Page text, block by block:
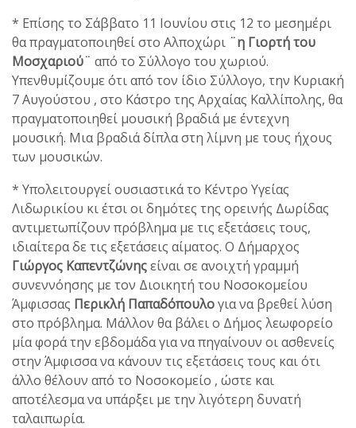
* Επίσης το Σάββατο 11 Ιουνίου στις 12 το μεσημέρι
θα πραγματοποιηθεί στο Αλποχώρι ¨η Γιορτήτου
Μοσχαριού¨ από το Σύλλογο του χωριού.
Υπενθυμίζουμε ότι από τον ίδιο Σύλλογο, την Κυριακή
7 Αυγούστου , στο Κάστρο της Αρχαίας Καλλίπολης, θα
πραγματοποιηθεί μουσική βραδιά με έντεχνη
μουσική. Μια βραδιά δίπλα στη λίμνη με τους ήχους
των μουσικών.
* Υπολειτουργεί ουσιαστικά το Κέντρο Υγείας
Λιδωρικίου κι έτσι οι δημότες της ορεινής Δωρίδας
αντιμετωπίζουν πρόβλημα με τις εξετάσεις τους,
ιδιαίτερα δε τις εξετάσεις αίματος. Ο Δήμαρχος
Γιώργος Καπεντζώνηςείναι σε ανοιχτή γραμμή
συνεννόησης με τον Διοικητή του Νοσοκομείου
Άμφισσας Περικλή Παπαδόπουλογια να βρεθεί λύση
στο πρόβλημα. Μάλλον θα βάλει ο Δήμος λεωφορείο
μία φορά την εβδομάδα για να πηγαίνουν οι ασθενείς
στην Άμφισσα να κάνουν τις εξετάσεις τους και ότι
άλλο θέλουν από το Νοσοκομείο , ώστε και
αποτέλεσμα να υπάρξει με την λιγότερη δυνατή
ταλαιπωρία.